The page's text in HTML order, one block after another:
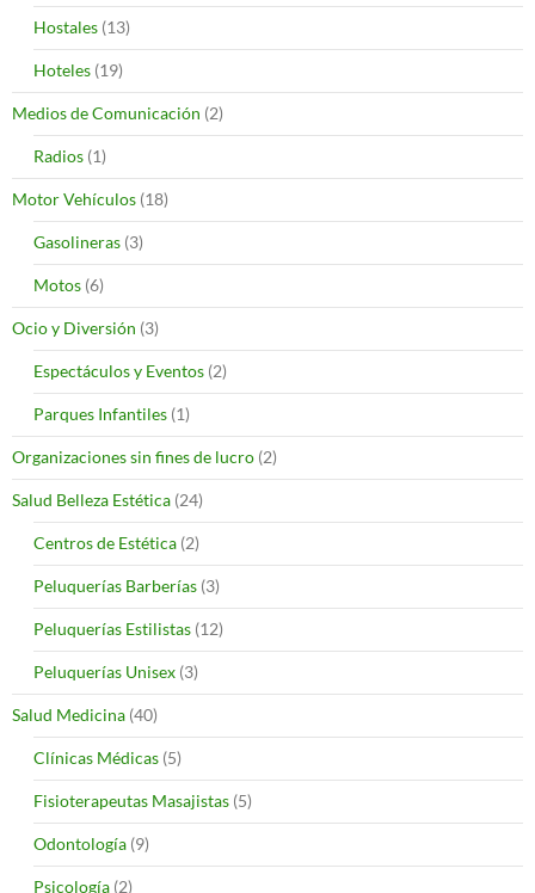
Hostales (13)
Hoteles (19)
Medios de Comunicación (2)
Radios (1)
Motor Vehículos (18)
Gasolineras (3)
Motos (6)
Ocio y Diversión (3)
Espectáculos y Eventos (2)
Parques Infantiles (1)
Organizaciones sin fines de lucro (2)
Salud Belleza Estética (24)
Centros de Estética (2)
Peluquerías Barberías (3)
Peluquerías Estilistas (12)
Peluquerías Unisex (3)
Salud Medicina (40)
Clínicas Médicas (5)
Fisioterapeutas Masajistas (5)
Odontología (9)
Psicología (2)